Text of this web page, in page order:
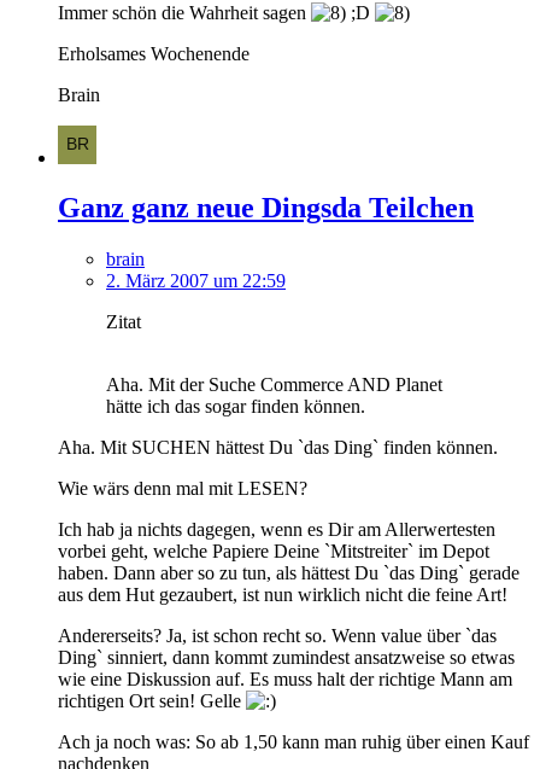
Immer schön die Wahrheit sagen
;D
Erholsames Wochenende
Brain
Ganz ganz neue Dingsda Teilchen
brain
2. März 2007 um 22:59
Zitat
Aha. Mit der Suche Commerce AND Planet
hätte ich das sogar finden können.
Aha. Mit SUCHEN hättest Du `das Ding` finden können.
Wie wärs denn mal mit LESEN?
Ich hab ja nichts dagegen, wenn es Dir am Allerwertesten
vorbei geht, welche Papiere Deine `Mitstreiter` im Depot
haben. Dann aber so zu tun, als hättest Du `das Ding` gerade
aus dem Hut gezaubert, ist nun wirklich nicht die feine Art!
Andererseits? Ja, ist schon recht so. Wenn value über `das
Ding` sinniert, dann kommt zumindest ansatzweise so etwas
wie eine Diskussion auf. Es muss halt der richtige Mann am
richtigen Ort sein! Gelle
Ach ja noch was: So ab 1,50 kann man ruhig über einen Kauf
nachdenken